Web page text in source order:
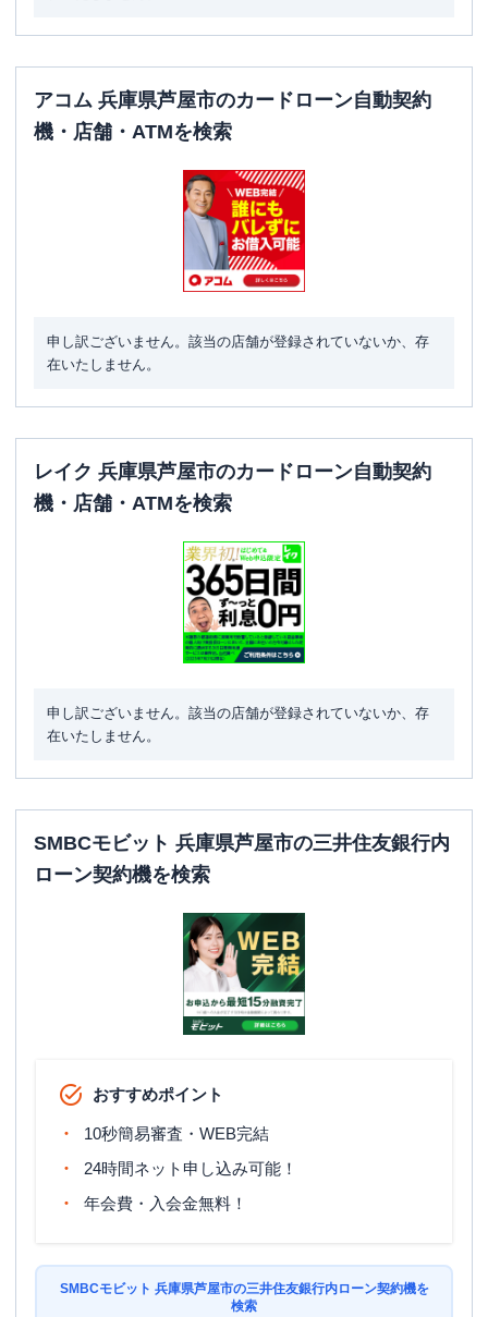
アコム 兵庫県芦屋市のカードローン自動契約
機・店舗・ATMを検索
申し訳ございません。該当の店舗が登録されていないか、存
在いたしません。
レイク 兵庫県芦屋市のカードローン自動契約
機・店舗・ATMを検索
申し訳ございません。該当の店舗が登録されていないか、存
在いたしません。
SMBCモビット 兵庫県芦屋市の三井住友銀行内
ローン契約機を検索
おすすめポイント
10秒簡易審査・WEB完結
24時間ネット申し込み可能！
年会費・入会金無料！
SMBCモビット 兵庫県芦屋市の三井住友銀行内ローン契約機を
検索